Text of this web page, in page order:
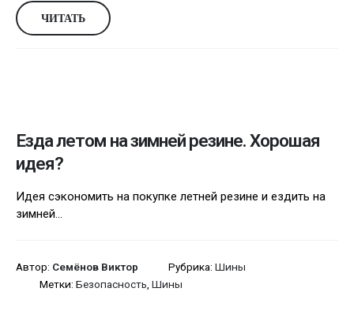
ЧИТАТЬ
Езда летом на зимней резине. Хорошая
идея?
Идея сэкономить на покупке летней резине и ездить на
зимней...
Автор: Семёнов Виктор Рубрика: Шины
Метки: Безопасность Шины